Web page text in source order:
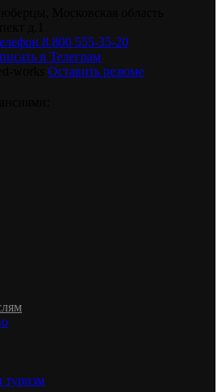
8 800 555-35-20
в Телеграм
Оставить резюме
туризм